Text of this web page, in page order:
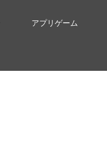
アプリゲーム